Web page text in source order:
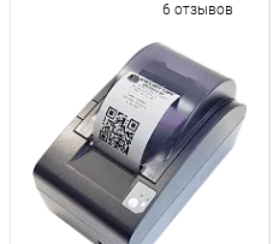
6 отзывов